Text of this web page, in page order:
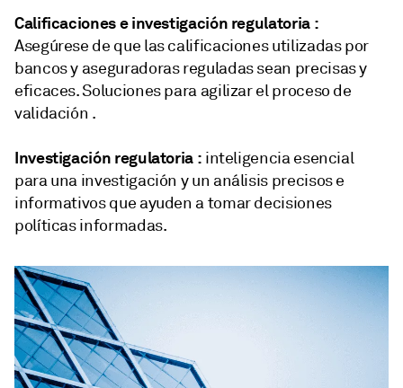
Calificaciones e investigación regulatoria :
Asegúrese de que las calificaciones utilizadas por
bancos y aseguradoras reguladas sean precisas y
eficaces. Soluciones para agilizar el proceso de
validación .
Investigación regulatoria : inteligencia esencial
para una investigación y un análisis precisos e
informativos que ayuden a tomar decisiones
políticas informadas.